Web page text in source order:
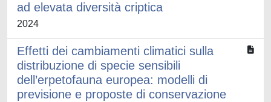
ad elevata diversità criptica
2024
Effetti dei cambiamenti climatici sulla
distribuzione di specie sensibili
dell’erpetofauna europea: modelli di
previsione e proposte di conservazione